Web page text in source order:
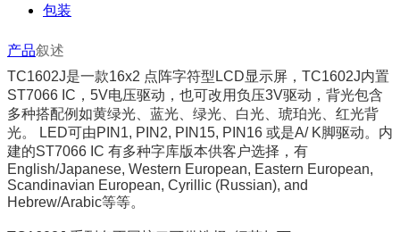
包装
产品叙述
TC1602J是一款16x2 点阵字符型 LCD显示屏， TC1602J内置
ST7066 IC ， 5V电压驱动，也可改用负压3V驱动，背光包含
多种搭配例如黄绿光、蓝光、绿光、白光、琥珀光、红光背
光。
LED可由PIN1, PIN2, PIN15, PIN16 或是A/ K脚驱动。内
建的ST7066 IC 有多种字库版本供客户选择，有
English/Japanese, Western European, Eastern European,
Scandinavian European, Cyrillic (Russian), and
Hebrew/Arabic等等。